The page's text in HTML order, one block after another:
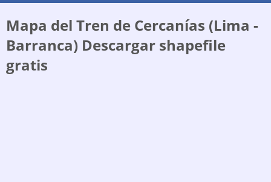
Mapa del Tren de Cercanías (Lima -
Barranca) Descargar shapefile
gratis